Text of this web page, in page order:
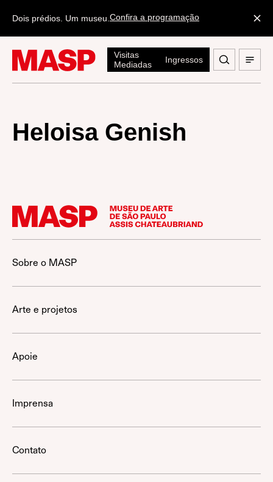
Dois prédios. Um museu. Confira a programação
Visitas
Mediadas
Ingressos
Heloisa Genish
Sobre o MASP
Arte e projetos
Apoie
Imprensa
Contato